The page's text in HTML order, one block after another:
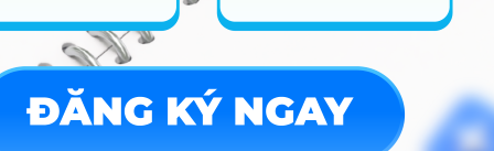
Công nghệ kỹ thuật
môi trường
học tập
Kết quả
học tập